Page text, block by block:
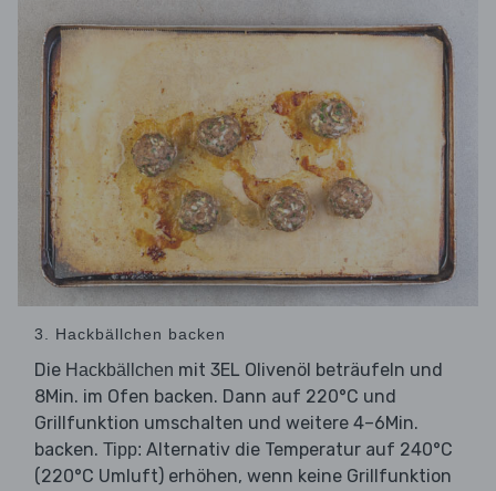
3. Hackbällchen backen
Die Hackbällchen mit 3EL Olivenöl beträufeln und
8Min. im Ofen backen. Dann auf 220°C und
Grillfunktion umschalten und weitere 4–6Min.
backen. Tipp: Alternativ die Temperatur auf 240°C
(220°C Umluft) erhöhen, wenn keine Grillfunktion